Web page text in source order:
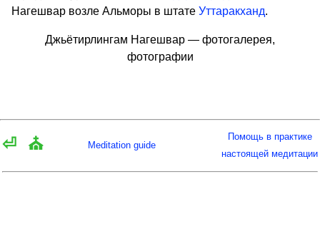
Нагешвар возле Альморы в штате Уттаракханд.
Джьётирлингам Нагешвар — фотогалерея,
фотографии
⏎ ⛪ Meditation guide
Помощь в практике
настоящей медитации